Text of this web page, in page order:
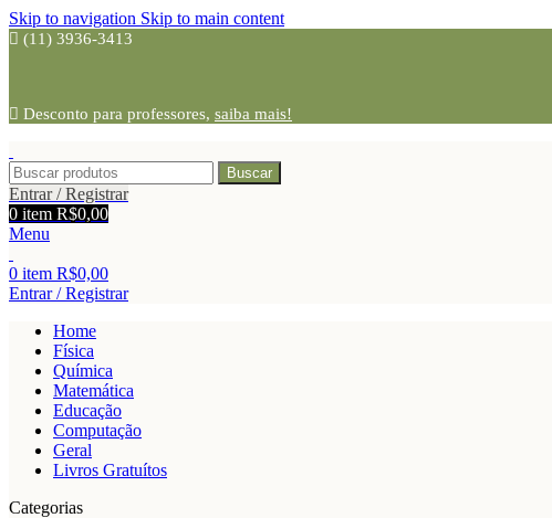
Skip to navigation Skip to main content
(11) 3936-3413
Desconto para professores, saiba mais!
Buscar
Entrar / Registrar
0 item R$0,00
Menu
0 item R$0,00
Entrar / Registrar
Home
Física
Química
Matemática
Educação
Computação
Geral
Livros Gratuítos
Categorias